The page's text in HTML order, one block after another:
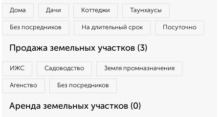
Дома Дачи Коттеджи Таунхаусы
Без посредников На длительный срок Посуточно
Продажа земельных участков (3)
ИЖС Садоводство Земля промназначения
Агенство Без посредников
Аренда земельных участков (0)